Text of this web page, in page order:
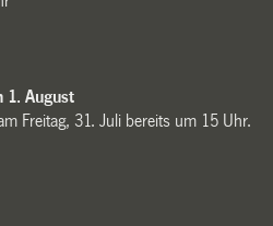
1. August
Freitag, 31. Juli bereits um 15 Uhr.